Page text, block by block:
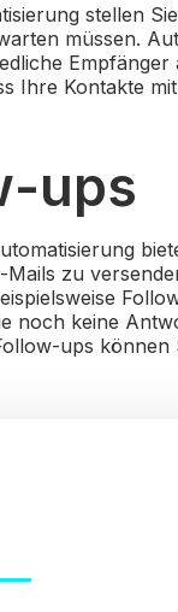
stellen
müssen.
Ihre Kontakte
ups
zu
noch keine
ups können
Chat-Bot